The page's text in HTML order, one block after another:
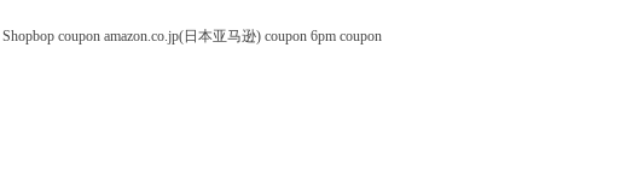
Shopbop coupon amazon.co.jp(日本亚马逊) coupon 6pm coupon